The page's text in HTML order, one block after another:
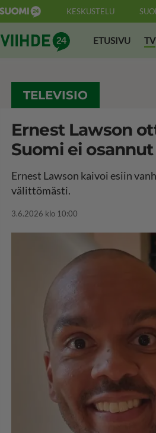
KESKUSTELU
Suomi24 ViihdeETUSIVU TV
TELEVISIO
Ernest Lawson
Suomi ei
Ernest Lawson kaivoi esiin
välittömästi.
3.6.2026 klo 10:00